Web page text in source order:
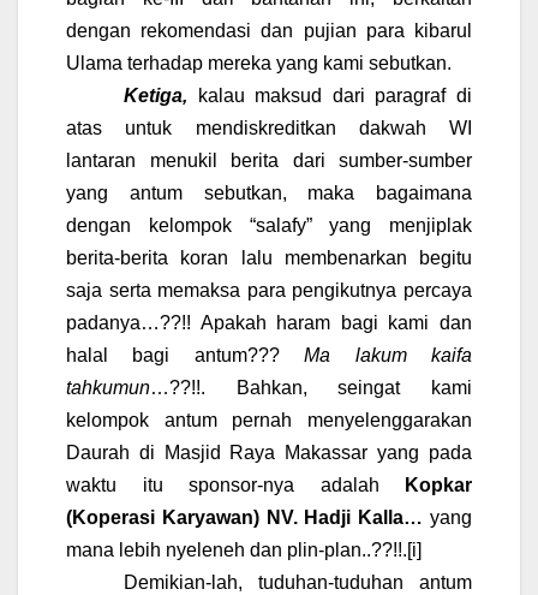
dengan rekomendasi dan pujian para kibarul
Ulama terhadap mereka yang kami sebutkan.
Ketiga,
kalau maksud dari paragraf di
atas untuk mendiskreditkan dakwah WI
lantaran menukil berita dari sumber-sumber
yang antum sebutkan, maka bagaimana
dengan kelompok “salafy” yang menjiplak
berita-berita koran lalu membenarkan begitu
saja serta memaksa para pengikutnya percaya
padanya…??!! Apakah haram bagi kami dan
halal bagi antum???Ma lakum kaifa
tahkumun…??!!. Bahkan, seingat kami
kelompok antum pernah menyelenggarakan
Daurah di Masjid Raya Makassar yang pada
waktu itu sponsor-nya adalah
Kopkar
(Koperasi Karyawan) NV. Hadji Kalla… yang
mana lebih nyeleneh dan plin-plan..??!!.[i]
Demikian-lah, tuduhan-tuduhan antum